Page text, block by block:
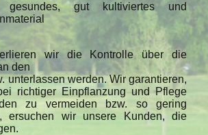
gut kultiviertes und
wir die Kontrolle über die
den
unterlassen werden. Wir garantieren,
richtiger Einpflanzung und Pflege
zu vermeiden bzw. so gering
ersuchen wir unsere Kunden, die